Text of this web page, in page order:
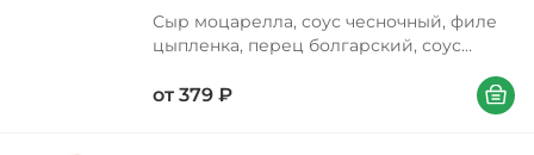
Сыр моцарелла, соус чесночный, филе
цыпленка, перец болгарский, соус
от 379 ₽ В